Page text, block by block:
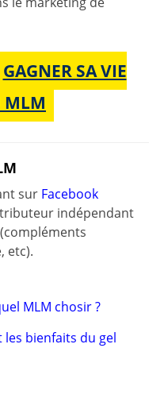
GAGNER SA VIE
MLM
sur Facebook
indépendant
etc).
MLM chosir ?
les bienfaits du gel